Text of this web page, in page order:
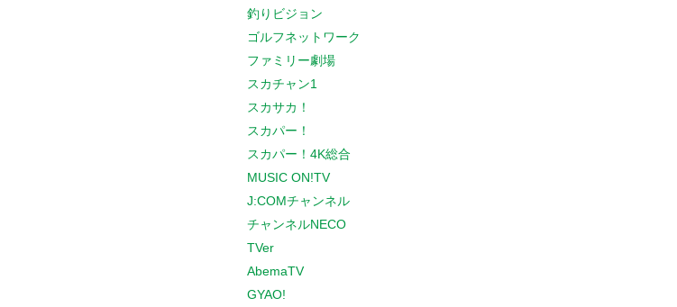
釣りビジョン
ゴルフネットワーク
ファミリー劇場
スカチャン1
スカサカ！
スカパー！
スカパー！4K総合
MUSIC ON!TV
J:COMチャンネル
チャンネルNECO
TVer
AbemaTV
GYAO!